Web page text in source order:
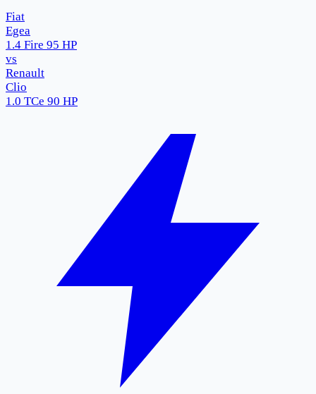
Fiat
Egea
1.4 Fire 95 HP
vs
Renault
Clio
1.0 TCe 90 HP